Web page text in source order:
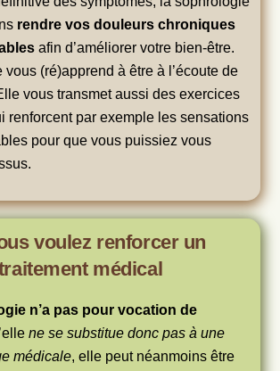
rendre vos douleurs chroniques
afin d’améliorer votre bien-être.
vous (ré)apprend à être à l’écoute de
vous transmet aussi des exercices
renforcent par exemple les sensations
pour que vous puissiez vous
voulez renforcer un
médical
n’a pas pour vocation de
ne se substitue donc pas à une
médicale, elle peut néanmoins être